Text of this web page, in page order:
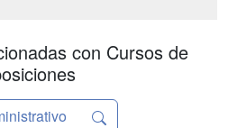
Conviértete
con Cursos de